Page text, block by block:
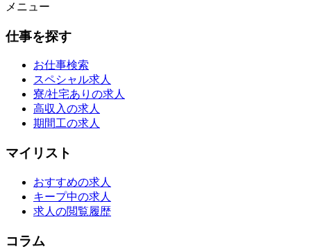
メニュー
仕事を探す
お仕事検索
スペシャル求人
寮/社宅ありの求人
高収入の求人
期間工の求人
マイリスト
おすすめの求人
キープ中の求人
求人の閲覧履歴
コラム